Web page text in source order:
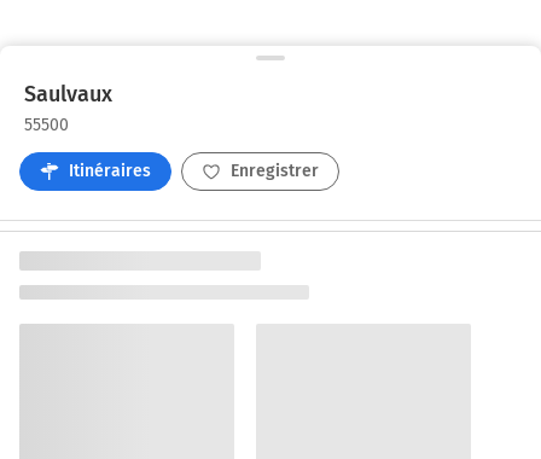
Saulvaux
55500
Itinéraires Enregistrer